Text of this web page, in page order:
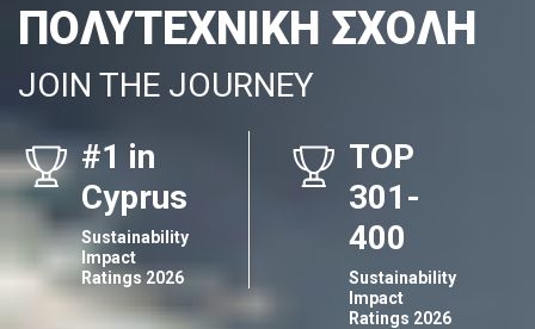
ΠΟΛΥΤΕΧΝΙΚΗ ΣΧΟΛΗ
JOIN THE JOURNEY
#1 in
Cyprus
Sustainability
Impact
Ratings 2026
TOP
301-
400
Sustainability
Impact
Ratings 2026